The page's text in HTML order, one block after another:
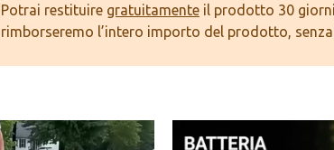
Potrai restituire gratuitamente il prodotto 30
rimborseremo l’intero importo del prodotto,